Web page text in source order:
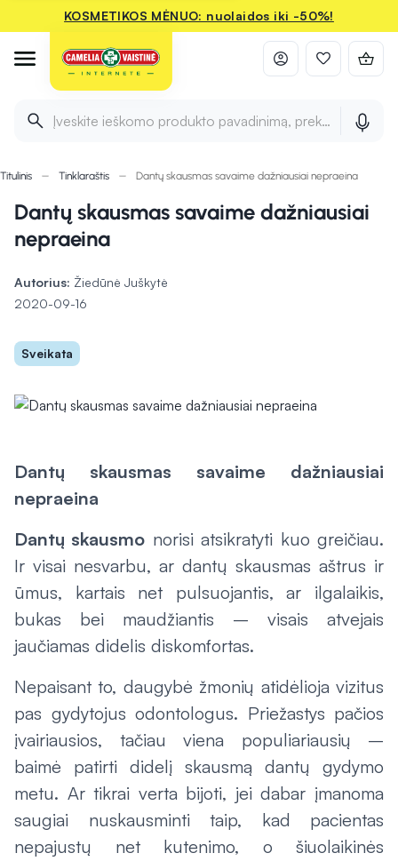
KOSMETIKOS MĖNUO: nuolaidos iki -50%!
Įveskite ieškomo produkto pavadinimą, prekės ženklą ir
Titulinis Tinklaraštis Dantų skausmas savaime dažniausiai nepraeina
Dantų skausmas savaime dažniausiai
nepraeina
Autorius: Žiedūnė Juškytė
2020-09-16
Sveikata
Dantų skausmas savaime dažniausiai
nepraeina
Dantų skausmo norisi atsikratyti kuo greičiau.
Ir visai nesvarbu, ar dantų skausmas aštrus ir
ūmus, kartais net pulsuojantis, ar ilgalaikis,
bukas bei maudžiantis – visais atvejais
jaučiamas didelis diskomfortas.
Nepaisant to, daugybė žmonių atidėlioja vizitus
pas gydytojus odontologus. Priežastys pačios
įvairiausios, tačiau viena populiariausių –
baimė patirti didelį skausmą dantų gydymo
metu. Ar tikrai verta bijoti, jei dabar įmanoma
saugiai nuskausminti taip, kad pacientas
nepajustų net kutenimo, o šiuolaikinės